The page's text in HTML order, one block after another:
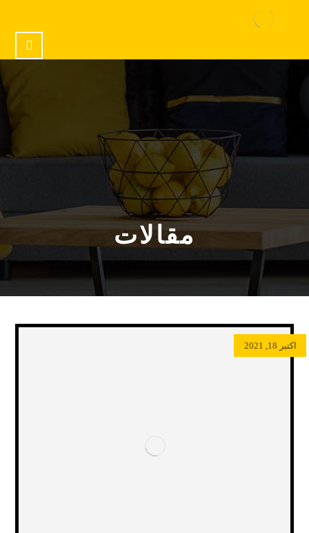
مقالات
اکتبر 18, 2021